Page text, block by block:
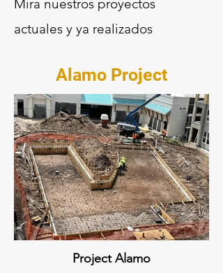
Mira nuestros proyectos
actuales y ya realizados
Alamo Project
Project Alamo